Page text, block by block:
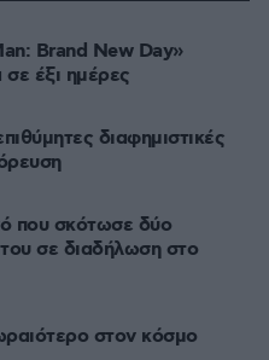
Brand New Day»
έξι ημέρες
διαφημιστικές
που σκότωσε δύο
σε διαδήλωση στο
στον κόσμο